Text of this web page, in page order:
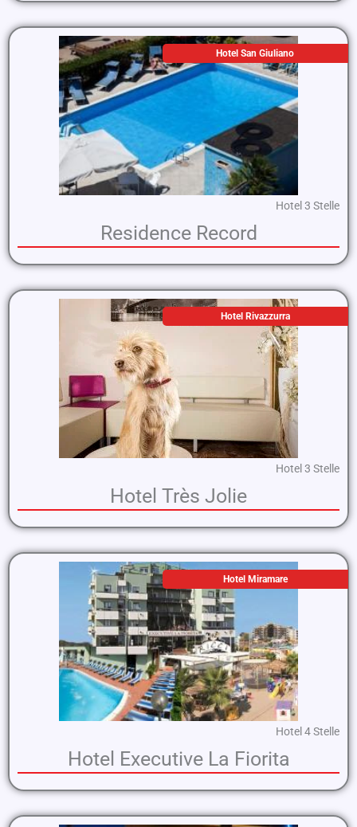
Hotel San Giuliano
Hotel 3 Stelle
Residence Record
Hotel Rivazzurra
Hotel 3 Stelle
Hotel Très Jolie
Hotel Miramare
Hotel 4 Stelle
Hotel Executive La Fiorita